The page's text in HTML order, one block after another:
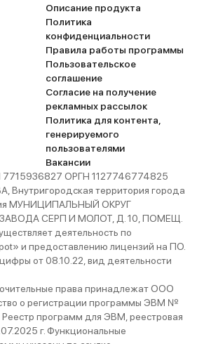
Описание продукта
Политика
конфиденциальности
Правила работы программы
Пользовательское
соглашение
Согласие на получение
рекламных рассылок
Политика для контента,
генерируемого
пользователями
Вакансии
ОРГН 1127746774825
Внутригородская территория города
МУНИЦИПАЛЬНЫЙ ОКРУГ
СЕРП И МОЛОТ, Д. 10, ПОМЕЩ.
деятельность по
и предоставлению лицензий на ПО.
от 08.10.22, вид деятельности
права принадлежат ООО
о регистрации программы ЭВМ №
Реестр программ для ЭВМ, реестровая
г. Функциональные